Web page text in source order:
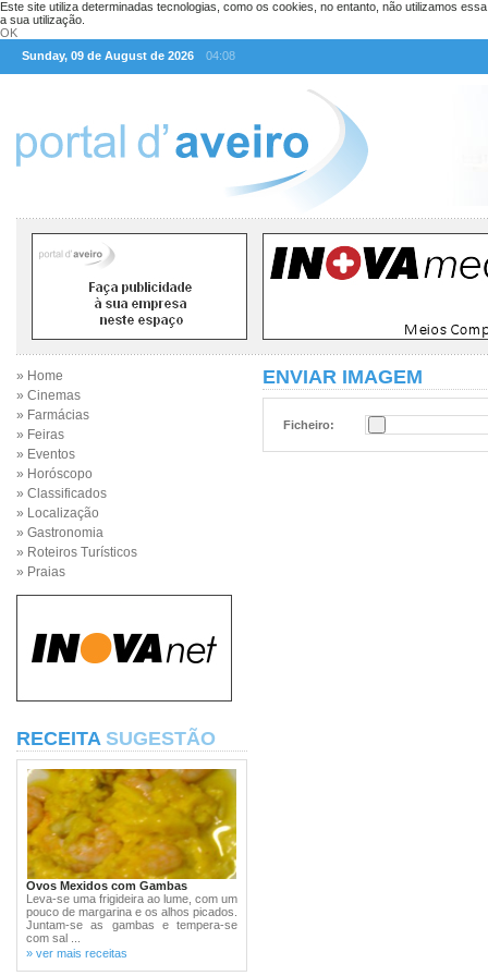
Este site utiliza determinadas tecnologias, como os cookies, no entanto, não utilizamos
a sua utilização.
OK
Sunday, 09 de August de 2026
04:08
» Home
» Cinemas
» Farmácias
» Feiras
» Eventos
» Horóscopo
» Classificados
» Localização
» Gastronomia
» Roteiros Turísticos
» Praias
RECEITA SUGESTÃO
Ovos Mexidos com Gambas
Leva-se uma frigideira ao lume, com um
pouco de margarina e os alhos picados.
Juntam-se as gambas e tempera-se
com sal ...
» ver mais receitas
ENVIAR IMAGEM
Ficheiro: